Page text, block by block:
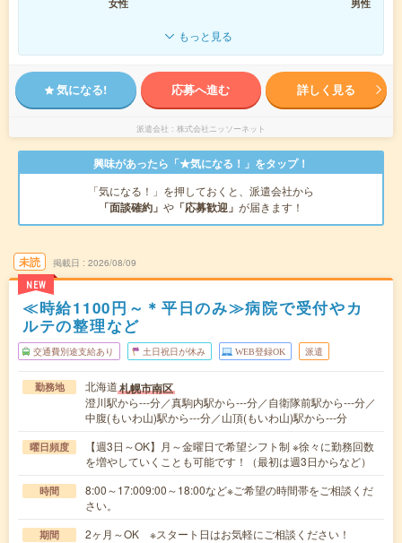
女性
男性
もっと見る
気になる! 応募へ進む 詳しく見る
派遣会社 株式会社ニッソーネット
興味があったら「★気になる！」をタップ！
「気になる！」を押しておくと、派遣会社から
「面談確約」 や 「応募歓迎」 が届きます！
未読
NEW
掲載日 2026/08/09
≪時給1100円～＊平日のみ≫病院で受付やカ
ルテの整理など
交通費別途支給あり 土日祝日が休み WEB登録OK 派遣
勤務地 北海道札幌市南区
澄川駅から---分／真駒内駅から---分／自衛隊前駅から---分／
中腹(もいわ山)駅から---分／山頂(もいわ山)駅から---分
曜日頻度
【週3日～OK】月～金曜日で希望シフト制 ※徐々に勤務回数
を増やしていくことも可能です！（最初は週3日からなど）
時間
8:00～17:009:00～18:00など※ご希望の時間帯をご相談くだ
さい。
期間 2ヶ月～OK ※スタート日はお気軽にご相談ください！